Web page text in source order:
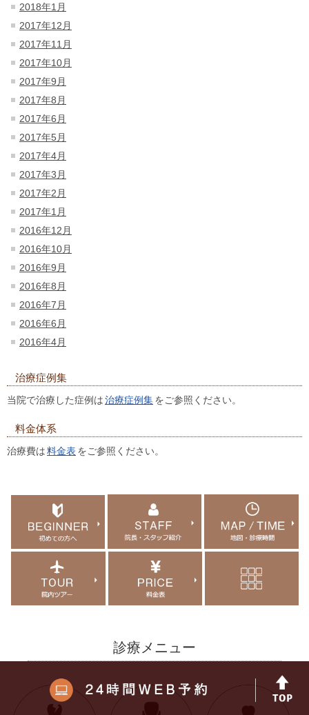
2018年1月
2017年12月
2017年11月
2017年10月
2017年9月
2017年8月
2017年6月
2017年5月
2017年4月
2017年3月
2017年2月
2017年1月
2016年12月
2016年10月
2016年9月
2016年8月
2016年7月
2016年6月
2016年4月
治療症例集
当院で治療した症例は治療症例集をご参照ください。
料金体系
治療費は料金表 をご参照ください。
診療メニュー